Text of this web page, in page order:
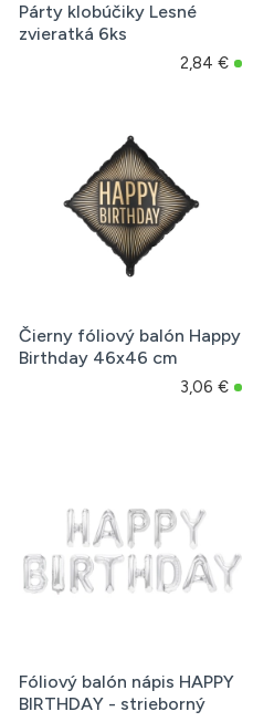
Párty klobúčiky Lesné
zvieratká 6ks
2,84 €
Čierny fóliový balón Happy
Birthday 46x46 cm
3,06 €
Fóliový balón nápis HAPPY
BIRTHDAY - strieborný